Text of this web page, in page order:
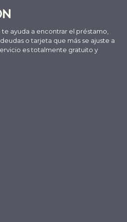
ayuda a encontrar el préstamo,
o tarjeta que más se ajuste a
es totalmente gratuito y